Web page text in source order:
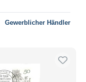
Gewerblicher Händler